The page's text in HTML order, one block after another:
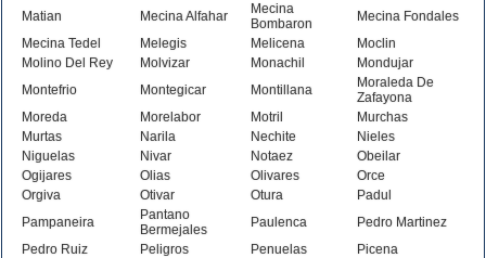
Matian Mecina Alfahar
Mecina
Bombaron
Mecina Fondales
Mecina Tedel
Melegis Melicena
Moclin
Molino Del Rey
Molvizar Monachil
Mondujar
Montefrio
Montegicar Montillana
Moraleda De
Zafayona
Moreda
Morelabor Motril
Murchas
Murtas
Narila Nechite
Nieles
Niguelas
Nivar Notaez
Obeilar
Ogijares
Olias Olivares
Orce
Orgiva
Otivar Otura
Padul
Pampaneira
Pantano
Bermejales
Paulenca
Pedro Martinez
Pedro Ruiz
Peligros Penuelas
Picena